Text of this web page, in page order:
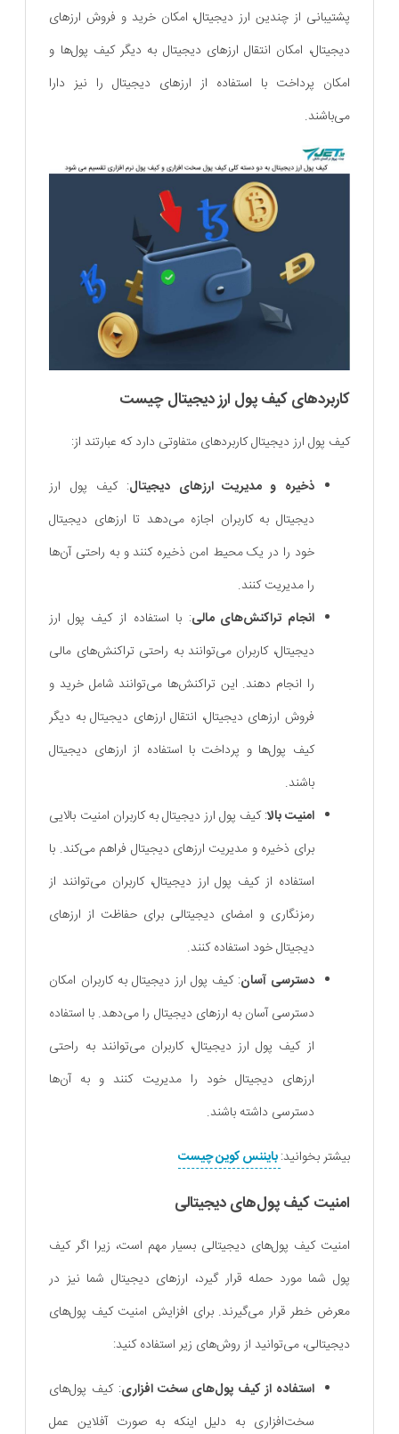
پشتیبانی از چندین ارز دیجیتال، امکان خرید و فروش ارزهای
دیجیتال، امکان انتقال ارزهای دیجیتال به دیگر کیف پول‌ها و
امکان پرداخت با استفاده از ارزهای دیجیتال را نیز دارا
می‌باشند.
کاربرد‌های کیف پول ارز دیجیتال چیست
کیف پول ارز دیجیتال کاربردهای متفاوتی دارد که عبارتند از:
ذخیره و مدیریت ارزهای دیجیتال: کیف پول ارز
دیجیتال به کاربران اجازه می‌دهد تا ارزهای دیجیتال
خود را در یک محیط امن ذخیره کنند و به راحتی آن‌ها
را مدیریت کنند.
انجام تراکنش‌های مالی: با استفاده از کیف پول ارز
دیجیتال، کاربران می‌توانند به راحتی تراکنش‌های مالی
را انجام دهند. این تراکنش‌ها می‌توانند شامل خرید و
فروش ارزهای دیجیتال، انتقال ارزهای دیجیتال به دیگر
کیف پول‌ها و پرداخت با استفاده از ارزهای دیجیتال
باشند.
امنیت بالا: کیف پول ارز دیجیتال به کاربران امنیت بالایی
برای ذخیره و مدیریت ارزهای دیجیتال فراهم می‌کند. با
استفاده از کیف پول ارز دیجیتال، کاربران می‌توانند از
رمزنگاری و امضای دیجیتالی برای حفاظت از ارزهای
دیجیتال خود استفاده کنند.
دسترسی آسان: کیف پول ارز دیجیتال به کاربران امکان
دسترسی آسان به ارزهای دیجیتال را می‌دهد. با استفاده
از کیف پول ارز دیجیتال، کاربران می‌توانند به راحتی
ارزهای دیجیتال خود را مدیریت کنند و به آن‌ها
دسترسی داشته باشند.
بیشتر بخوانید:بایننس کوین چیست
امنیت کیف پول‌های دیجیتالی
امنیت کیف پول‌های دیجیتالی بسیار مهم است، زیرا اگر کیف
پول شما مورد حمله قرار گیرد، ارزهای دیجیتال شما نیز در
معرض خطر قرار می‌گیرند. برای افزایش امنیت کیف پول‌های
دیجیتالی، می‌توانید از روش‌های زیر استفاده کنید:
استفاده از کیف پول‌های سخت ‌افزاری: کیف پول‌های
سخت‌افزاری به دلیل اینکه به صورت آفلاین عمل